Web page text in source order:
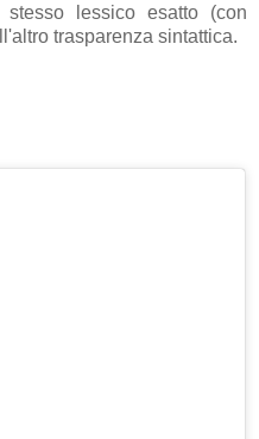
lessico esatto (con
trasparenza sintattica.